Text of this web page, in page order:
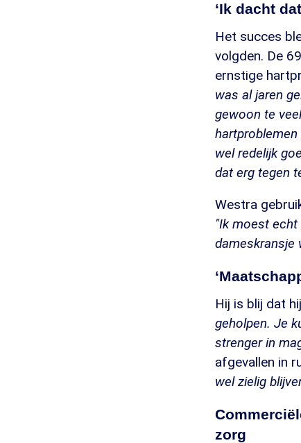
‘Ik dacht
Het succes
volgden. De
ernstige
was al jaren
gewoon te
wel redelijk
dat erg tegen
Westra
"Ik moest echt
dameskransje
Hij is blij dat
geholpen. Je
strenger in
afgevallen in
wel zielig
zorg